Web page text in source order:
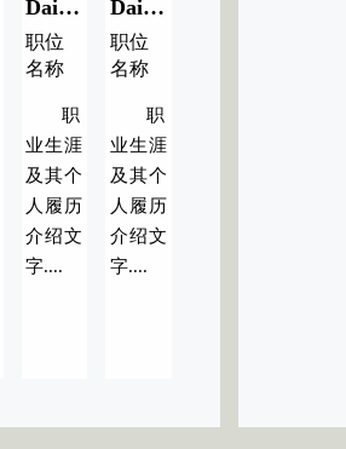
Dai Name/代用名02
职位
名称
职
业生涯
及其个
人履历
介绍文
字....
Dai Name/代用名01
职位
名称
职
业生涯
及其个
人履历
介绍文
字....